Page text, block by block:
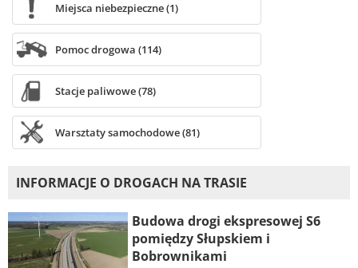
Miejsca niebezpieczne (1)
Pomoc drogowa (114)
Stacje paliwowe (78)
Warsztaty samochodowe (81)
INFORMACJE O DROGACH NA TRASIE
Budowa drogi ekspresowej S6
pomiędzy Słupskiem i
Bobrownikami